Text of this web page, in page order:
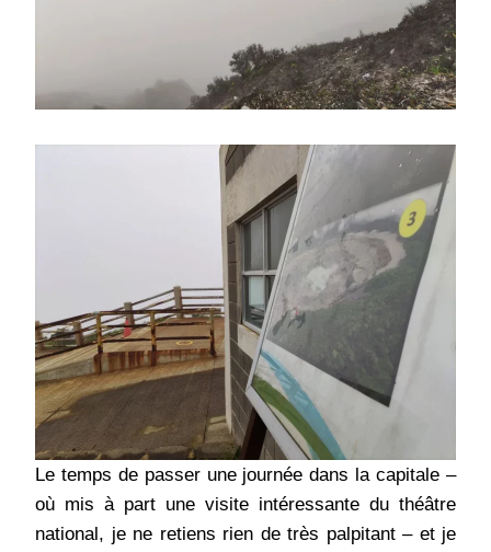
Le temps de passer une journée dans la capitale –
où mis à part une visite intéressante du théâtre
national, je ne retiens rien de très palpitant – et je